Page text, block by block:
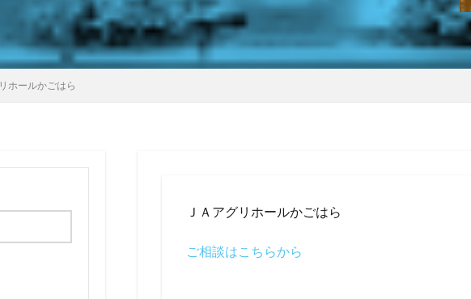
ホールかごはら
ＪＡアグリホールかごはら
ご相談はこちらから